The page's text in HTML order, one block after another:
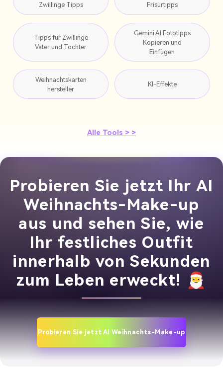
Zwillinge Tipps
Frisurtipps
Tipps für Zwillinge
Vater und Tochter
Gemini AI Fototipps
Kopieren und
Einfügen
Weihnachtskarten
hersteller
KI-Effekte
Alle Tools > >
Probieren Sie jetzt Ihr AI
Weihnachts-Make-up
aus und sehen Sie, wie
Ihr festliches Outfit
innerhalb von Sekunden
zum Leben erweckt! 🎅
Probieren Sie jetzt AI Weihnachts-Make-up